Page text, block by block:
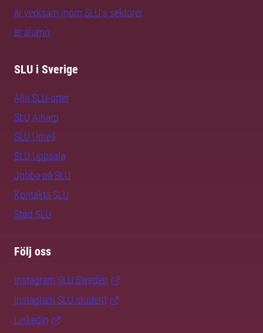
är verksam inom SLU:s sektorer
är alumn
SLU i Sverige
Alla SLU-orter
SLU Alnarp
SLU Umeå
SLU Uppsala
Jobba på SLU
Kontakta SLU
Stöd SLU
Följ oss
Instagram SLU.Sweden
Instagram SLU.student
LinkedIn